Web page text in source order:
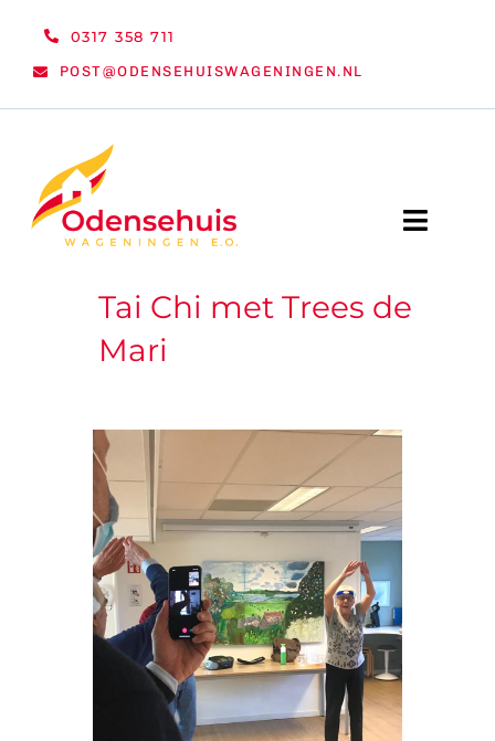
0317 358 711
POST@ODENSEHUISWAGENINGEN.NL
Toggle
WELKOM
ORGANISATIE
VRIJWILLIGERS & STAGIAIRES
CONTACT
Tai Chi met Trees de
Mari